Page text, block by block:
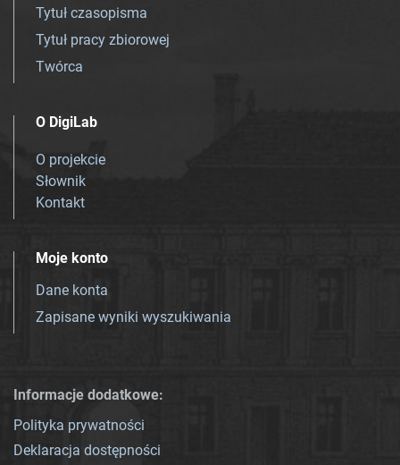
Tytuł czasopisma
Tytuł pracy zbiorowej
Twórca
O DigiLab
O projekcie
Słownik
Kontakt
Moje konto
Dane konta
Zapisane wyniki wyszukiwania
Informacje dodatkowe:
Polityka prywatności
Deklaracja dostępności